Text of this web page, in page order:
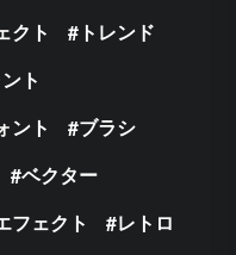
クト
トレンド
ト
ント
ブラシ
ベクター
フェクト
レトロ